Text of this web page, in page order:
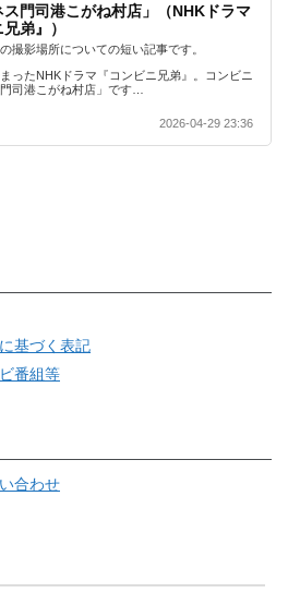
ス門司港こがね村店」（NHKドラマ
弟』）
撮影場所についての短い記事です。
ったNHKドラマ『コンビニ兄弟』。コンビニ
門司港こがね村店」です…
2026-04-29 23:36
基づく表記
番組等
合わせ